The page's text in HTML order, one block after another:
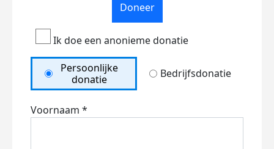
Doneer
Ik doe een anonieme donatie
Persoonlijke
donatie
Bedrijfsdonatie
Voornaam *